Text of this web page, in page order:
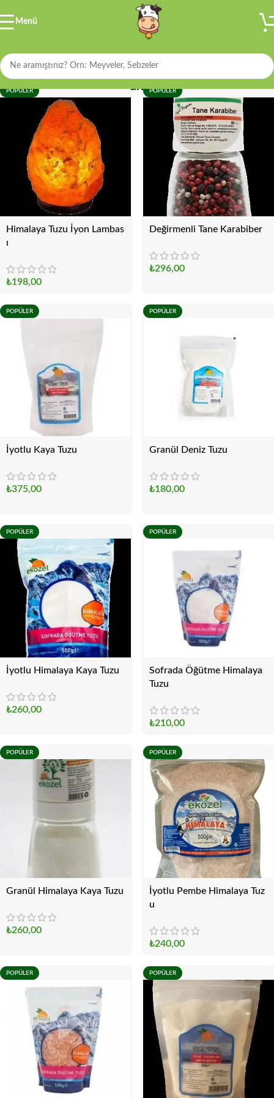
Menü
Baharatlar
POPÜLER
Himalaya Tuzu İyon Lambas
ı
₺198,00
POPÜLER
Değirmenli Tane Karabiber
₺296,00
POPÜLER
İyotlu Kaya Tuzu
₺375,00
POPÜLER
Granül Deniz Tuzu
₺180,00
POPÜLER
İyotlu Himalaya Kaya Tuzu
₺260,00
POPÜLER
Sofrada Öğütme Himalaya
Tuzu
₺210,00
POPÜLER
Granül Himalaya Kaya Tuzu
₺260,00
POPÜLER
İyotlu Pembe Himalaya Tuz
u
₺240,00
POPÜLER POPÜLER